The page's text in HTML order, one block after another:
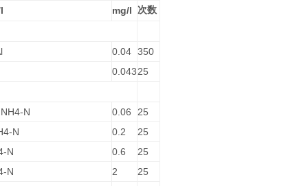
mg/l 次数
0.04 350
0.04325
N 0.06
25
N
0.2
25
N
0.6
25
N
2
25